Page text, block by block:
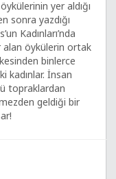
yer aldığı
sonra yazdığı
Kadınları’nda
alan öykülerin ortak
binlerce
kadınlar. İnsan
topraklardan
geldiği bir